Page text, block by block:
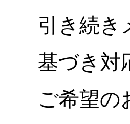
引き続き
基づき対
ご希望の